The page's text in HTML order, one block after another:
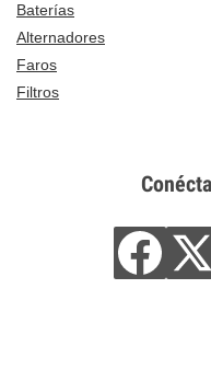
Baterías
Alternadores
Faros
Filtros